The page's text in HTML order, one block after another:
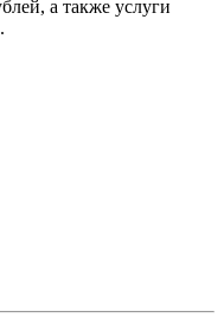
а также услуги